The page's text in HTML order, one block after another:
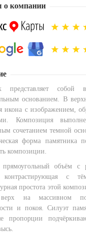
компании
представляет собой
основанием. В
икона с изображением,
Композиция
сочетанием темной
форма памятника
композиции.
объём с
контрастирующая с
простота этой
на массивном
и покоя. Силуэт
пропорции